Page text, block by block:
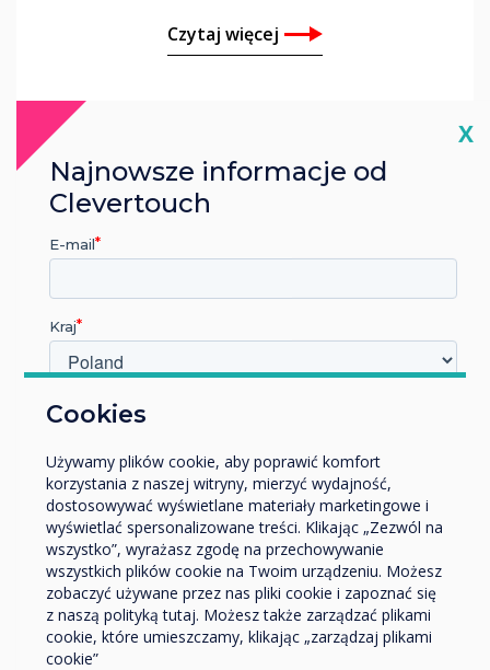
Czytaj więcej
Wycieczka LYNX Whiteboard
Czytaj więcej
Cookies
Używamy plików cookie, aby poprawić komfort
korzystania z naszej witryny, mierzyć wydajność,
dostosowywać wyświetlane materiały marketingowe i
wyświetlać spersonalizowane treści. Klikając „Zezwól na
wszystko”, wyrażasz zgodę na przechowywanie
wszystkich plików cookie na Twoim urządzeniu. Możesz
zobaczyć używane przez nas pliki cookie i zapoznać się
z naszą polityką tutaj. Możesz także zarządzać plikami
cookie, które umieszczamy, klikając „zarządzaj plikami
cookie”
X
Najnowsze informacje od
Clevertouch
E-mail
Kraj
W jakiej branży pracujesz?
Przedsiębiorstwo
Inne
Nazwa firmy
Chcielibyśmy się z Tobą skontaktować w sprawie
naszych produktów i usług za pośrednictwem poczty
elektronicznej, telefonu lub poczty.